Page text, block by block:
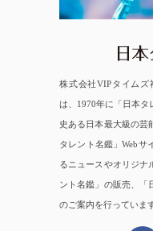
株式会社VIPタイムズ
は、1970年に「日本タ
史ある日本最大級の芸
タレント名鑑」Webサ
るニュースやオリジナ
ント名鑑」の販売、「
のご案内を行っていま